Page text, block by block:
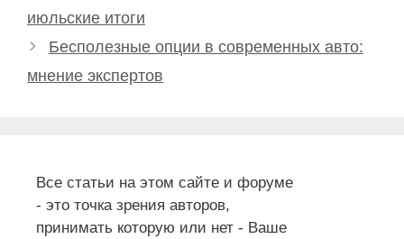
июльские итоги
Бесполезные опции в современных авто:
мнение экспертов
Все статьи на этом сайте и форуме
- это точка зрения авторов,
принимать которую или нет - Ваше